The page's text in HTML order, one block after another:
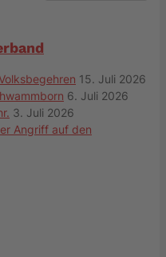
15. Juli 2026
6. Juli 2026
3. Juli 2026
Angriff auf den